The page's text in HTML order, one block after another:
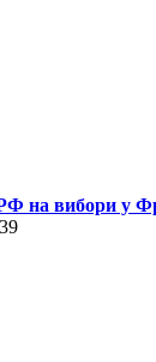
на вибори у